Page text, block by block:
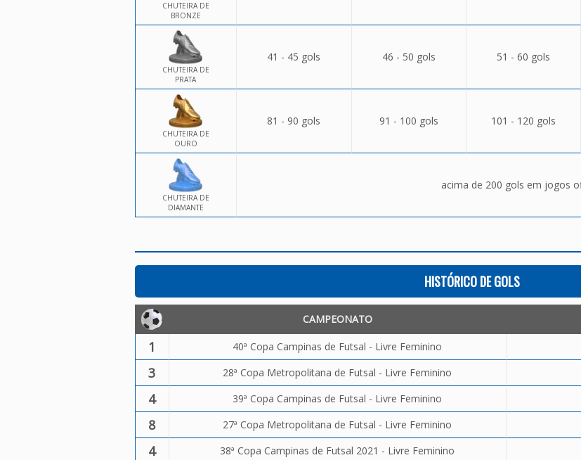
CHUTEIRA DE
BRONZE
CHUTEIRA DE
PRATA
41 - 45 gols 46 - 50 gols 51 - 60 gols
CHUTEIRA DE
OURO
81 - 90 gols 91 - 100 gols 101 - 120 gols
CHUTEIRA DE
DIAMANTE
acima de 200 gols em jogos
HISTÓRICO DE GOLS
CAMPEONATO
1 40ª Copa Campinas de Futsal - Livre Feminino
3 28ª Copa Metropolitana de Futsal - Livre Feminino
4 39ª Copa Campinas de Futsal - Livre Feminino
8 27ª Copa Metropolitana de Futsal - Livre Feminino
4 38ª Copa Campinas de Futsal 2021 - Livre Feminino